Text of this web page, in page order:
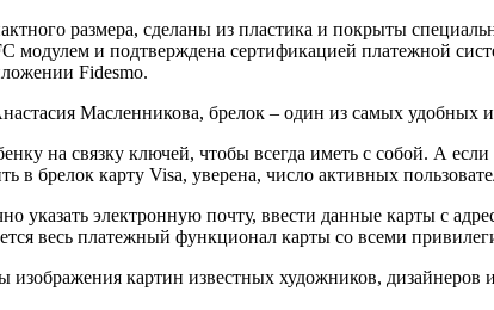
размера, сделаны из пластика и покрыты
модулем и подтверждена сертификацией платежной
Fidesmo.
Масленникова, брелок – один из самых удобных
на связку ключей, чтобы всегда иметь с собой. А
в брелок карту Visa, уверена, число активных
электронную почту, ввести данные карты с
весь платежный функционал карты со всеми
изображения картин известных художников,